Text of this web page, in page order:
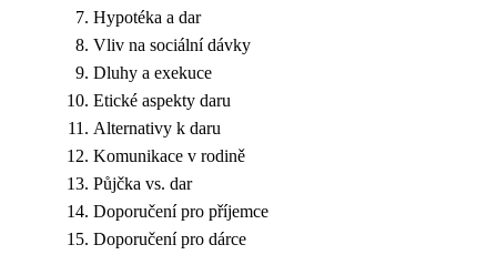
Hypotéka a dar
Vliv na sociální dávky
Dluhy a exekuce
Etické aspekty daru
Alternativy k daru
Komunikace v rodině
Půjčka vs. dar
Doporučení pro příjemce
Doporučení pro dárce